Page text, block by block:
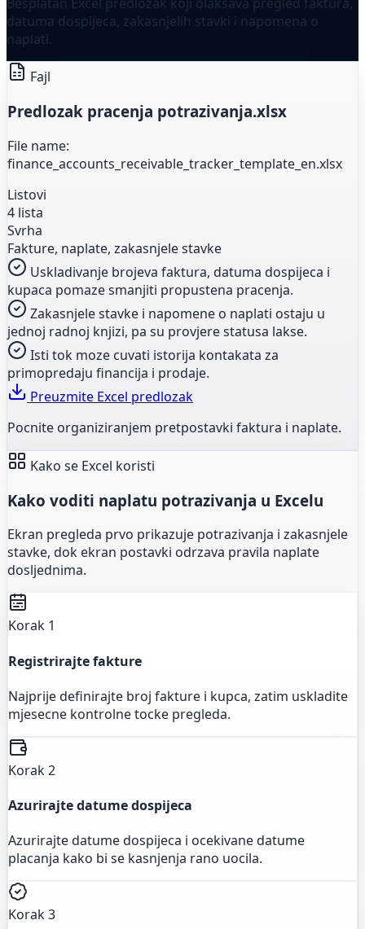
Besplatan Excel predlozak koji olaksava pregled faktura,
datuma dospijeca, zakasnjelih stavki i napomena o
naplati.
Fajl
Predlozak pracenja potrazivanja.xlsx
File name:
finance_accounts_receivable_tracker_template_en.xlsx
Listovi
4 lista
Svrha
Fakture, naplate, zakasnjele stavke
Uskladivanje brojeva faktura, datuma dospijeca i
kupaca pomaze smanjiti propustena pracenja.
Zakasnjele stavke i napomene o naplati ostaju u
jednoj radnoj knjizi, pa su provjere statusa lakse.
Isti tok moze cuvati istorija kontakata za
primopredaju financija i prodaje.
Preuzmite Excel predlozak
Pocnite organiziranjem pretpostavki faktura i naplate.
Kako se Excel koristi
Kako voditi naplatu potrazivanja u Excelu
Ekran pregleda prvo prikazuje potrazivanja i zakasnjele
stavke, dok ekran postavki odrzava pravila naplate
dosljednima.
Korak 1
Registrirajte fakture
Najprije definirajte broj fakture i kupca, zatim uskladite
mjesecne kontrolne tocke pregleda.
Korak 2
Azurirajte datume dospijeca
Azurirajte datume dospijeca i ocekivane datume
placanja kako bi se kasnjenja rano uocila.
Korak 3